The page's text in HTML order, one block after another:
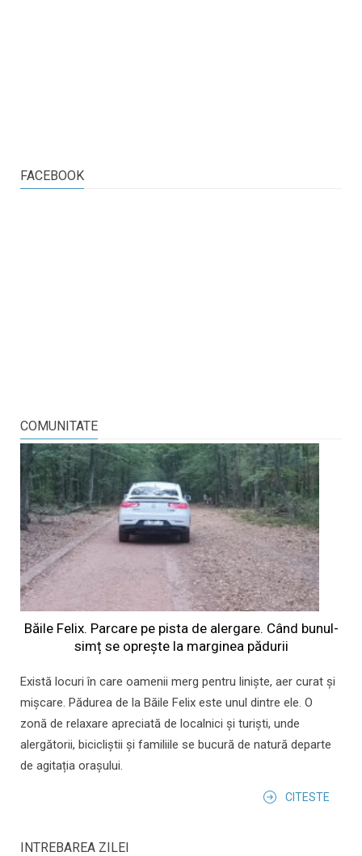
FACEBOOK
COMUNITATE
Băile Felix. Parcare pe pista de alergare. Când bunul-
simț se oprește la marginea pădurii
Există locuri în care oamenii merg pentru liniște, aer curat și
mișcare. Pădurea de la Băile Felix este unul dintre ele. O
zonă de relaxare apreciată de localnici și turiști, unde
alergătorii, bicicliștii și familiile se bucură de natură departe
de agitația orașului.
CITESTE
INTREBAREA ZILEI